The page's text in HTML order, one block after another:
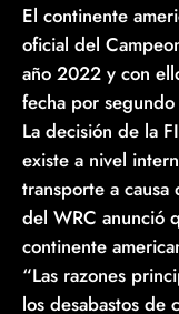
El continente
oficial del
año 2022 y con
fecha por
La decisión de la
existe a nivel
transporte a
del WRC anunció
continente
“Las razones
los desabastos de